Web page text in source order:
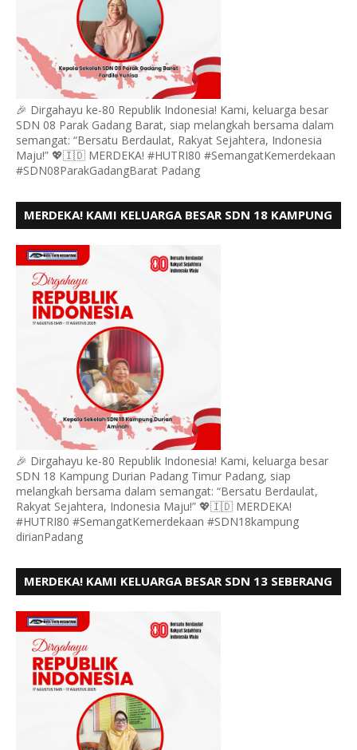
🎉 Dirgahayu ke-80 Republik Indonesia! Kami, keluarga besar
SDN 08 Parak Gadang Barat, siap melangkah bersama dalam
semangat: “Bersatu Berdaulat, Rakyat Sejahtera, Indonesia
Maju!” 💖🇮🇩 MERDEKA! #HUTRI80 #SemangatKemerdekaan
#SDN08ParakGadangBarat Padang
MERDEKA! KAMI KELUARGA BESAR SDN 18 KAMPUNG
🎉 Dirgahayu ke-80 Republik Indonesia! Kami, keluarga besar
SDN 18 Kampung Durian Padang Timur Padang, siap
melangkah bersama dalam semangat: “Bersatu Berdaulat,
Rakyat Sejahtera, Indonesia Maju!” 💖🇮🇩 MERDEKA!
#HUTRI80 #SemangatKemerdekaan #SDN18kampung
dirianPadang
MERDEKA! KAMI KELUARGA BESAR SDN 13 SEBERANG